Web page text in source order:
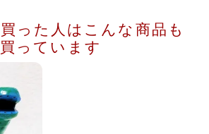
った人は こんな商品も
買っています